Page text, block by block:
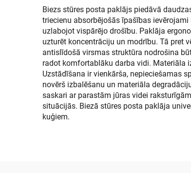
Biezs stūres posta paklājs piedāvā
triecienu absorbējošās īpašības
uzlabojot vispārējo drošību. Paklāja
uzturēt koncentrāciju un modrību. Tā pret
antislīdošā virsmas struktūra nodrošina
radot komfortablāku darba vidi. Materiāla
Uzstādīšana ir vienkārša, nepieciešamas
novērš izbalēšanu un materiāla
saskari ar parastām jūras videi
situācijās. Biezā stūres posta paklāja
kuģiem.